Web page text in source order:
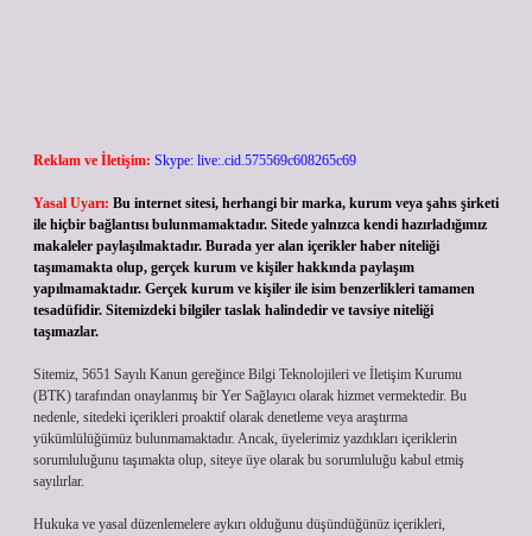
Reklam ve İletişim: Skype: live:.cid.575569c608265c69
Yasal Uyarı: Bu internet sitesi, herhangi bir marka, kurum veya şahıs şirketi
ile hiçbir bağlantısı bulunmamaktadır. Sitede yalnızca kendi hazırladığımız
makaleler paylaşılmaktadır. Burada yer alan içerikler haber niteliği
taşımamakta olup, gerçek kurum ve kişiler hakkında paylaşım
yapılmamaktadır. Gerçek kurum ve kişiler ile isim benzerlikleri tamamen
tesadüfidir. Sitemizdeki bilgiler taslak halindedir ve tavsiye niteliği
taşımazlar.
Sitemiz, 5651 Sayılı Kanun gereğince Bilgi Teknolojileri ve İletişim Kurumu
(BTK) tarafından onaylanmış bir Yer Sağlayıcı olarak hizmet vermektedir. Bu
nedenle, sitedeki içerikleri proaktif olarak denetleme veya araştırma
yükümlülüğümüz bulunmamaktadır. Ancak, üyelerimiz yazdıkları içeriklerin
sorumluluğunu taşımakta olup, siteye üye olarak bu sorumluluğu kabul etmiş
sayılırlar.
Hukuka ve yasal düzenlemelere aykırı olduğunu düşündüğünüz içerikleri,